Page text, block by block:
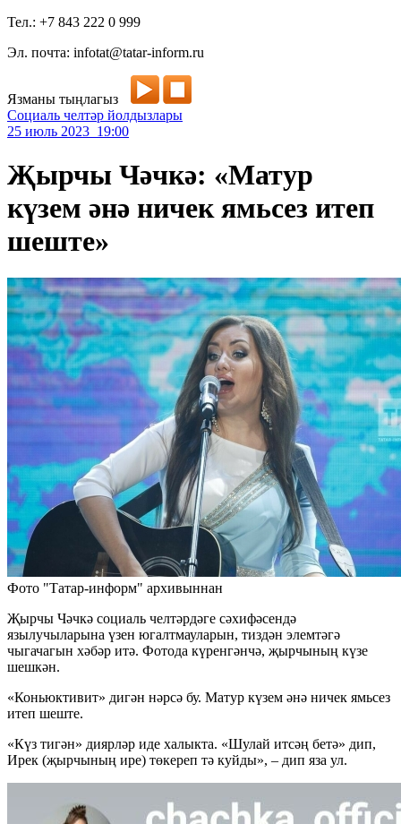
Тел.: +7 843 222 0 999
Эл. почта: infotat@tatar-inform.ru
Язманы тыңлагыз
Социаль челтәр йолдызлары
25 июль 2023 19:00
Җырчы Чәчкә: «Матур
күзем әнә ничек ямьсез итеп
шеште»
Фото "Татар-информ" архивыннан
Җырчы Чәчкә социаль челтәрдәге сәхифәсендә
язылучыларына үзен югалтмауларын, тиздән элемтәгә
чыгачагын хәбәр итә. Фотода күренгәнчә, җырчының күзе
шешкән.
«Коньюктивит» дигән нәрсә бу. Матур күзем әнә ничек ямьсез
итеп шеште.
«Күз тигән» диярләр иде халыкта. «Шулай итсәң бетә» дип,
Ирек (җырчының ире) төкереп тә куйды», – дип яза ул.